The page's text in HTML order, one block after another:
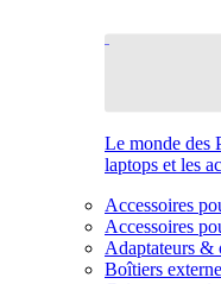
Le monde des
laptops et les
Accessoires
Accessoires
Adaptateurs &
Boîtiers